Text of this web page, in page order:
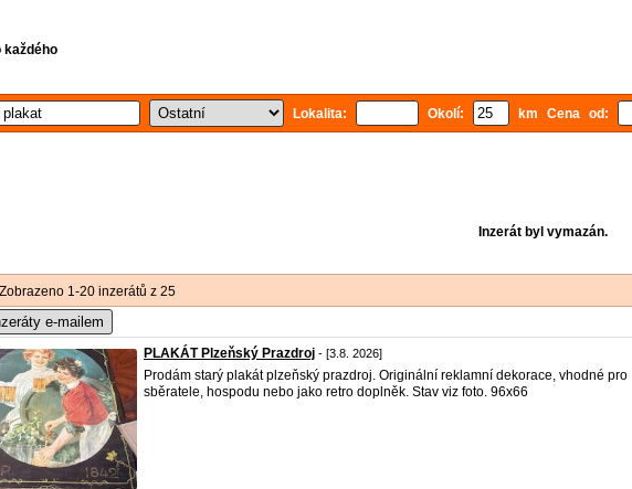
každého
Lokalita: Okolí: km Cena od:
Inzerát byl vymazán.
Zobrazeno 1-20 inzerátů z 25
e-mailem
PLAKÁT Plzeňský Prazdroj - [3.8. 2026]
Prodám starý plakát plzeňský prazdroj. Originální reklamní dekorace, vhodné pro
sběratele, hospodu nebo jako retro doplněk. Stav viz foto. 96x66